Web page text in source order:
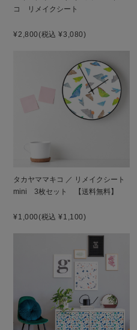
コ リメイクシート
¥2,800(税込 ¥3,080)
タカヤママキコ ／ リメイクシート
mini 3枚セット 【送料無料】
¥1,000(税込 ¥1,100)